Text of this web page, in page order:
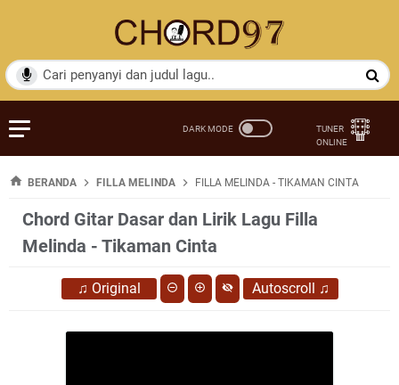
BERANDA FILLA MELINDA FILLA MELINDA - TIKAMAN CINTA
Chord Gitar Dasar dan Lirik Lagu Filla
Melinda - Tikaman Cinta
♫ Original Autoscroll ♫